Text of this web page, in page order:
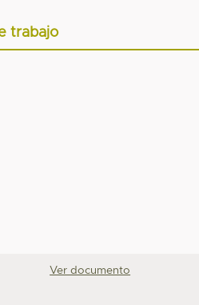
trabajo
Ver documento